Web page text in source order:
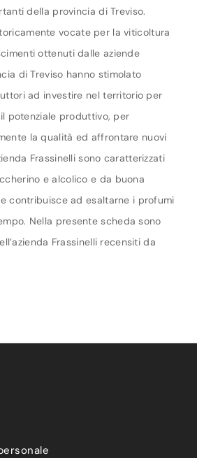
della provincia di Treviso.
vocate per la viticoltura
ottenuti dalle aziende
di Treviso hanno stimolato
ad investire nel territorio per
potenziale produttivo, per
la qualità ed affrontare nuovi
Frassinelli sono caratterizzati
e alcolico e da buona
contribuisce ad esaltarne i profumi
Nella presente scheda sono
Frassinelli recensiti da